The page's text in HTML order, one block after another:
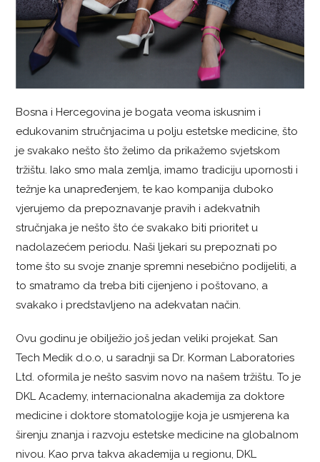
Bosna i Hercegovina je bogata veoma iskusnim i
edukovanim stručnjacima u polju estetske medicine, što
je svakako nešto što želimo da prikažemo svjetskom
tržištu. Iako smo mala zemlja, imamo tradiciju upornosti i
težnje ka unapređenjem, te kao kompanija duboko
vjerujemo da prepoznavanje pravih i adekvatnih
stručnjaka je nešto što će svakako biti prioritet u
nadolazećem periodu. Naši ljekari su prepoznati po
tome što su svoje znanje spremni nesebično podijeliti, a
to smatramo da treba biti cijenjeno i poštovano, a
svakako i predstavljeno na adekvatan način.
Ovu godinu je obilježio još jedan veliki projekat. San
Tech Medik d.o.o, u saradnji sa Dr. Korman Laboratories
Ltd. oformila je nešto sasvim novo na našem tržištu. To je
DKL Academy, internacionalna akademija za doktore
medicine i doktore stomatologije koja je usmjerena ka
širenju znanja i razvoju estetske medicine na globalnom
nivou. Kao prva takva akademija u regionu, DKL